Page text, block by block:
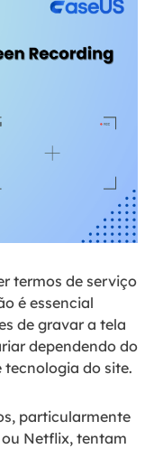
termos de serviço
é essencial
de gravar a tela
dependendo do
tecnologia do site.
particularmente
Netflix, tentam